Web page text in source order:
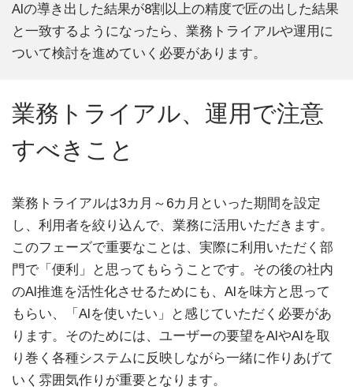
AIの導き出した結果が8割以上の精度で匠の出した結果
と一致するようになったら、業務トライアルや運用に
ついて検討を進めていく必要があります。
業務トライアル、運用で注意
すべきこと
業務トライアルは3カ月～6カ月といった期間を設定
し、利用者を絞り込んで、業務に活用いただきます。
このフェーズで重要なことは、実際に利用いただく部
門で「便利」と思ってもらうことです。その後の社内
のAI推進を活性化させるためにも、AIを味方と思って
もらい、「AIを使いたい」と感じていただく必要があ
ります。そのためには、ユーザーの要望をAIやAIを取
り巻く各種システムに反映しながら一緒に作りあげて
いく雰囲気作りが重要となります。